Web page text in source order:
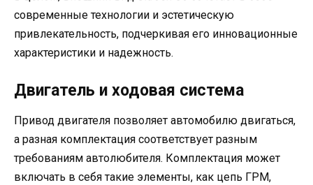
современные технологии и эстетическую
привлекательность, подчеркивая его инновационные
характеристики и надежность.
Двигатель и ходовая система
Привод двигателя позволяет автомобилю двигаться,
а разная комплектация соответствует разным
требованиям автолюбителя. Комплектация может
включать в себя такие элементы, как цепь ГРМ,